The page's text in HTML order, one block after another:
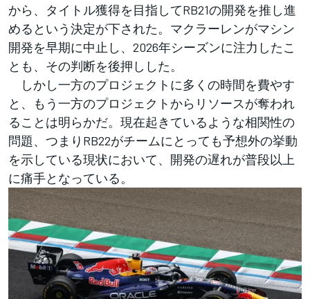
から、タイトル獲得を目指してRB21の開発を推し進
めるという決定が下された。マクラーレンがマシン
開発を早期に中止し、2026年シーズンに注力したこ
とも、その判断を後押しした。
しかし一方のプロジェクトに多くの時間を費やす
と、もう一方のプロジェクトからリソースが奪われ
ることは明らかだ。現在起きているような相関性の
問題、つまりRB22がチームにとっても予想外の挙動
を示している現状において、開発の遅れが普段以上
に痛手となっている。